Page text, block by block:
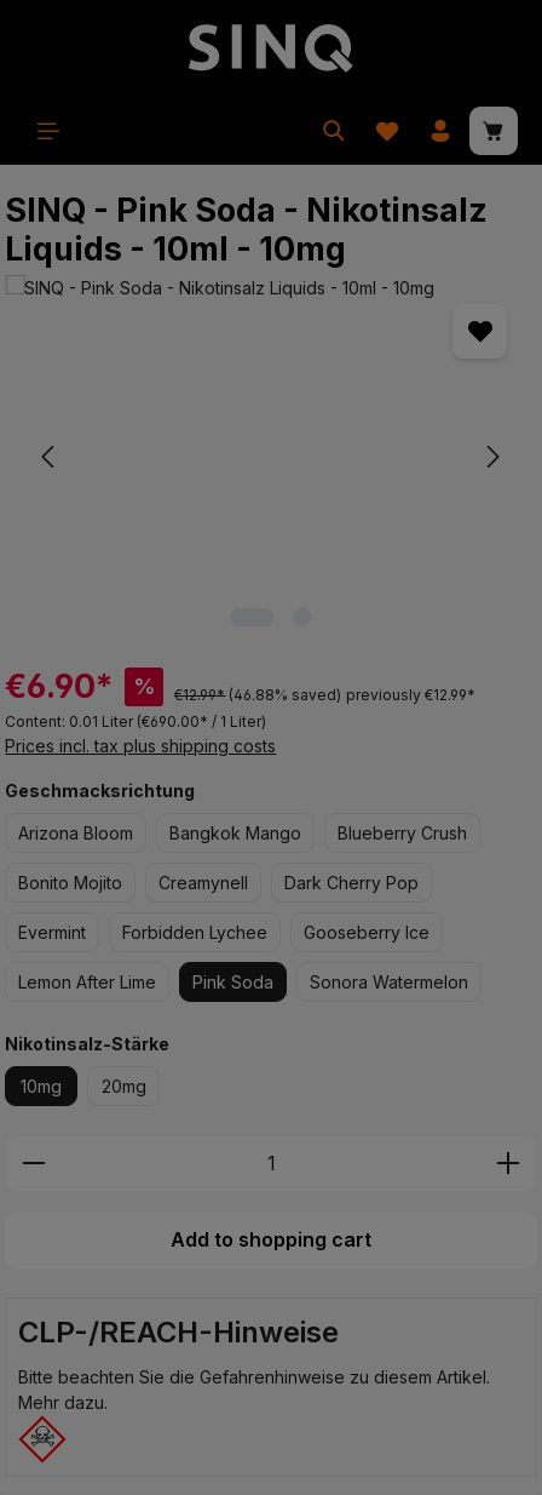
SINQ - Pink Soda - Nikotinsalz
Liquids - 10ml - 10mg
Skip image gallery
€6.90* % €12.99* (46.88% saved) previously €12.99*
Content: 0.01 Liter (€690.00* / 1 Liter)
Prices incl. tax plus shipping costs
Select
Geschmacksrichtung
Arizona Bloom Bangkok Mango Blueberry Crush
Bonito Mojito Creamynell Dark Cherry Pop
Evermint Forbidden Lychee Gooseberry Ice
Lemon After Lime Pink Soda Sonora Watermelon
Select
Nikotinsalz-Stärke
10mg 20mg
Produkt Anzahl: Gib den gewünschten
Add to shopping cart
CLP-/REACH-Hinweise
Bitte beachten Sie die Gefahrenhinweise zu diesem Artikel.
Mehr dazu.